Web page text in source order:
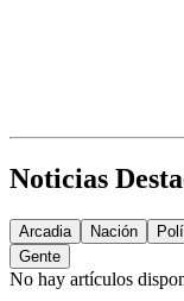
Noticias
Arcadia Nación
Gente
No hay artículos